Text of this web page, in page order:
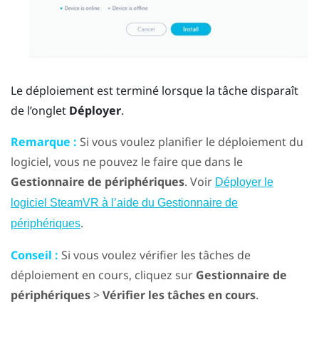
Le déploiement est terminé lorsque la tâche disparaît
de l’onglet Déployer.
Remarque : Si vous voulez planifier le déploiement du
logiciel, vous ne pouvez le faire que dans le
Gestionnaire de périphériques. Voir Déployer le
logiciel SteamVR à l’aide du Gestionnaire de
périphériques.
Conseil : Si vous voulez vérifier les tâches de
déploiement en cours, cliquez sur Gestionnaire de
périphériques>Vérifier les tâches en cours.